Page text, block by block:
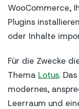
WooCommerce,
Plugins
oder Inhalte
Für die Zwecke
Thema Lotus.
modernes,
Leerraum und